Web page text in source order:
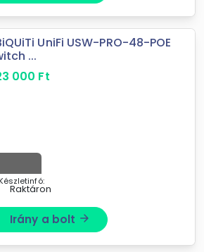
UniFi USW-PRO-48-POE
...
000 Ft
Készletinfó:
Raktáron
Irány a bolt arrow_forward